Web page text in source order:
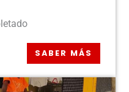
SABER MÁS